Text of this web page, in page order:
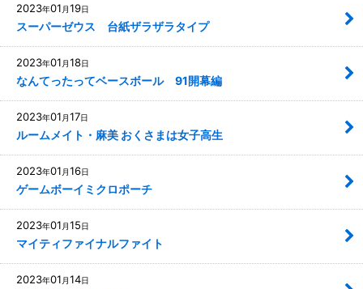
2023年01 月19日
スーパーゼウス 台紙ザラザラタイプ
2023年01 月18日
なんてったってベースボール 91開幕編
2023年01 月17日
ルームメイト・麻美 おくさまは女子高生
2023年01 月16日
ゲームボーイミクロポーチ
2023年01 月15日
マイティファイナルファイト
2023年01 月14日